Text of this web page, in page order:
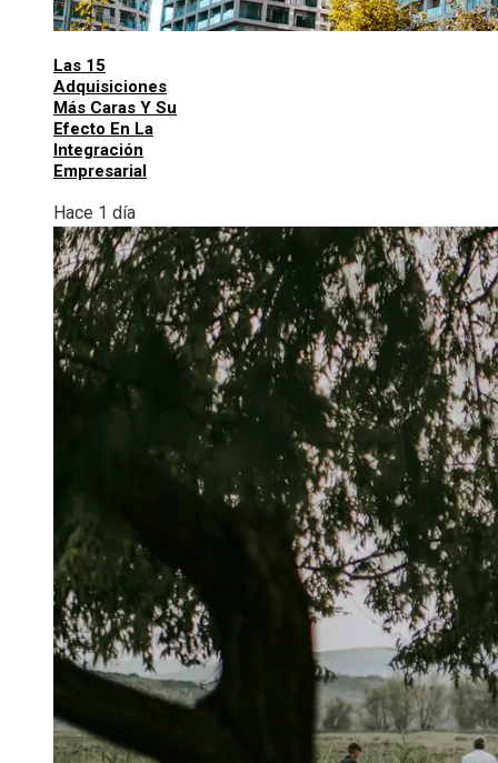
Las 15
Adquisiciones
Más Caras Y Su
Efecto En La
Integración
Empresarial
Hace 1 día